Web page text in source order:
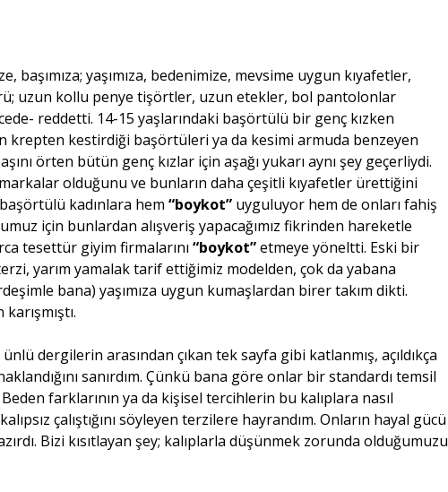
başımıza; yaşımıza, bedenimize, mevsime uygun kıyafetler,
uzun kollu penye tişörtler, uzun etekler, bol pantolonlar
reddetti. 14-15 yaşlarındaki başörtülü bir genç kızken
krepten kestirdiği başörtüleri ya da kesimi armuda benzeyen
örten bütün genç kızlar için aşağı yukarı aynı şey geçerliydi.
markalar olduğunu ve bunların daha çeşitli kıyafetler ürettiğini
kadınlara hem“boykot” uyguluyor hem de onları fahiş
için bunlardan alışveriş yapacağımız fikrinden hareketle
tesettür giyim firmalarını“boykot”etmeye yöneltti. Eski bir
yarım yamalak tarif ettiğimiz modelden, çok da yabana
bana) yaşımıza uygun kumaşlardan birer takım dikti.
dergilerin arasından çıkan tek sayfa gibi katlanmış, açıldıkça
sanırdım. Çünkü bana göre onlar bir standardı temsil
farklarının ya da kişisel tercihlerin bu kalıplara nasıl
çalıştığını söyleyen terzilere hayrandım. Onların hayal gücü
Bizi kısıtlayan şey; kalıplarla düşünmek zorunda olduğumuzu